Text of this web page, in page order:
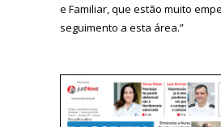
e Familiar, que estão muito
seguimento a esta área.”